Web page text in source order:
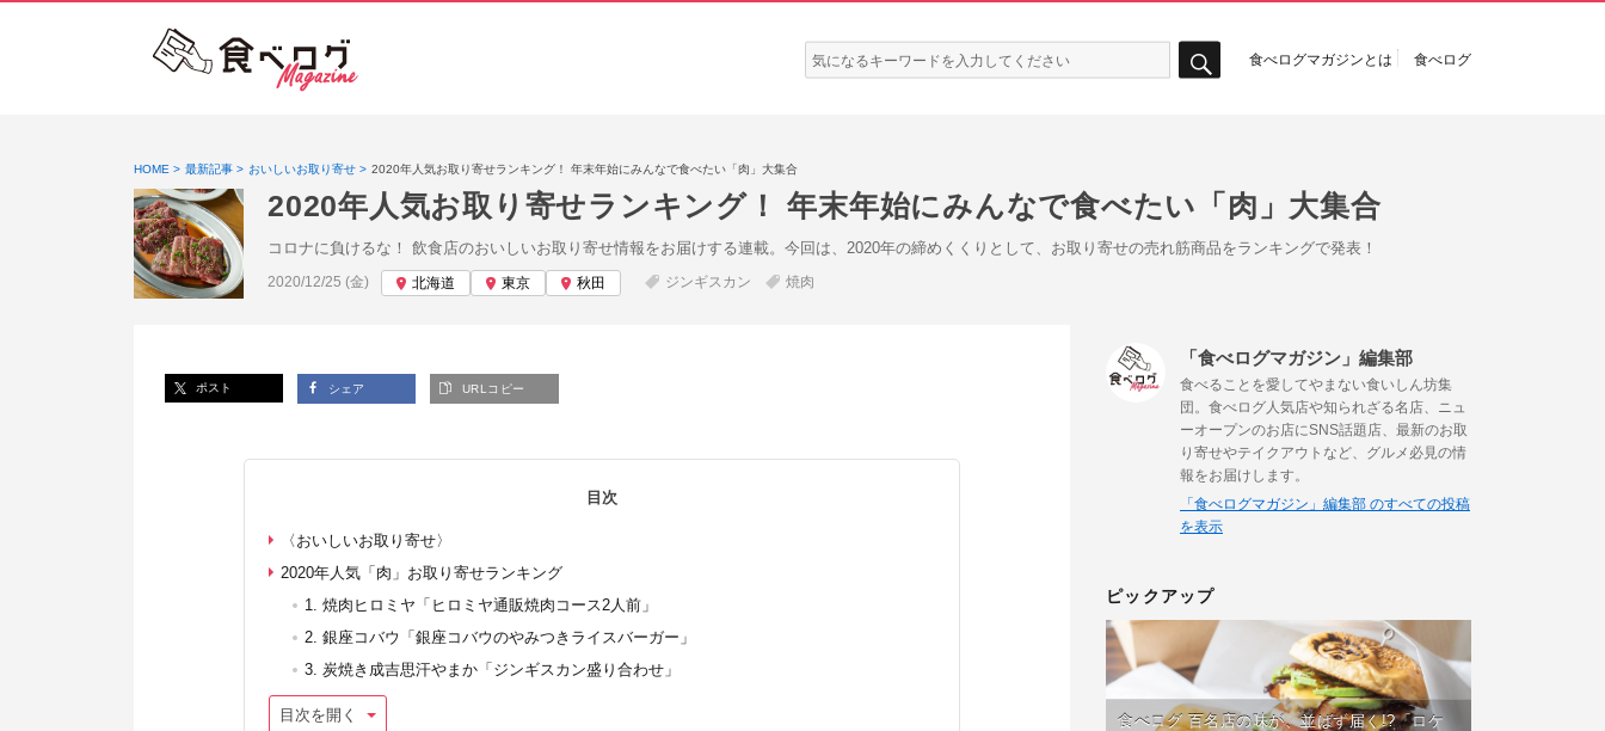
検
索:
食べログマガジンとは 食べログ
HOME 最新記事 おいしいお取り寄せ 2020年人気お取り寄せランキング！ 年末年始にみんなで食べたい「肉」大集合
2020年人気お取り寄せランキング！ 年末年始にみんなで食べたい「肉」大集合
コロナに負けるな！ 飲食店のおいしいお取り寄せ情報をお届けする連載。今回は、2020年の締めくくりとして、お取り寄せの売れ筋商品をランキングで発表！
投稿日:
2020/12/25 (金) 北海道 東京 秋田 ジンギスカン 焼肉
ポスト シェア URLコピー
目次
〈おいしいお取り寄せ〉
2020年人気「肉」お取り寄せランキング
1. 焼肉ヒロミヤ「ヒロミヤ通販焼肉コース2人前」
2. 銀座コバウ「銀座コバウのやみつきライスバーガー」
3. 炭焼き成吉思汗やまか「ジンギスカン盛り合わせ」
目次を開く
「食べログマガジン」編集部
食べることを愛してやまない食いしん坊集
団。食べログ人気店や知られざる名店、ニュ
ーオープンのお店にSNS話題店、最新のお取
り寄せやテイクアウトなど、グルメ必見の情
報をお届けします。
「食べログマガジン」編集部 のすべての投稿
を表示
ピックアップ
食べログ 百名店の味が、並ばず届く!?「ロケ